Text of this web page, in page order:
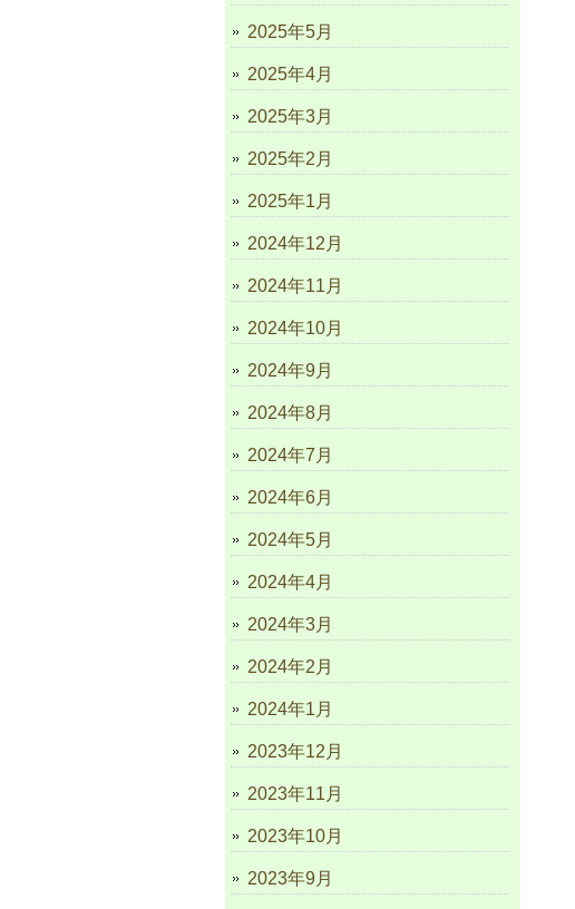
2025年5月
2025年4月
2025年3月
2025年2月
2025年1月
2024年12月
2024年11月
2024年10月
2024年9月
2024年8月
2024年7月
2024年6月
2024年5月
2024年4月
2024年3月
2024年2月
2024年1月
2023年12月
2023年11月
2023年10月
2023年9月